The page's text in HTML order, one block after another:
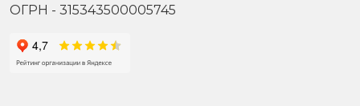
ОГРН - 315343500005745